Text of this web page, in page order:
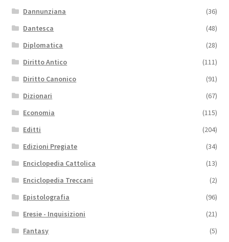
Dannunziana
(36)
Dantesca
(48)
Diplomatica
(28)
Diritto Antico
(111)
Diritto Canonico
(91)
Dizionari
(67)
Economia
(115)
Editti
(204)
Edizioni Pregiate
(34)
Enciclopedia Cattolica
(13)
Enciclopedia Treccani
(2)
Epistolografia
(96)
Eresie - Inquisizioni
(21)
Fantasy
(5)